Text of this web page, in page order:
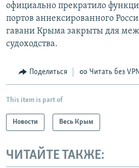
официально прекратило
портов аннексированного
гавани Крыма закрыты для
судоходства.
Поделиться Читать без VPN
This item is part of
Новости Весь Крым
ЧИТАЙТЕ ТАКЖЕ: